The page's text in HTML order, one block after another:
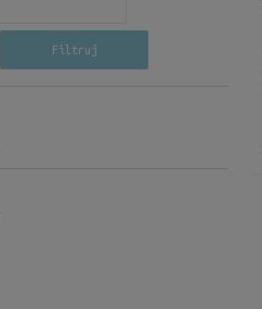
Filtruj